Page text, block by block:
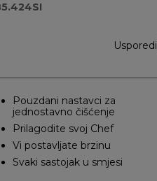
Usporedi
Pouzdani nastavci za
jednostavno čišćenje
Prilagodite svoj Chef
Vi postavljate brzinu
Svaki sastojak u smjesi